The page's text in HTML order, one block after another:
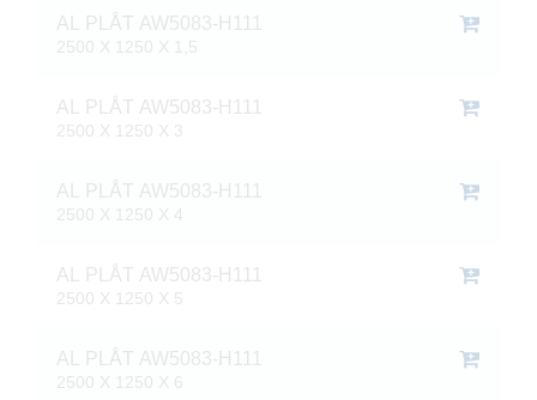
AL PLÅT AW5083-H111
2500 X 1250 X 1,5
AL PLÅT AW5083-H111
2500 X 1250 X 3
AL PLÅT AW5083-H111
2500 X 1250 X 4
AL PLÅT AW5083-H111
2500 X 1250 X 5
AL PLÅT AW5083-H111
2500 X 1250 X 6